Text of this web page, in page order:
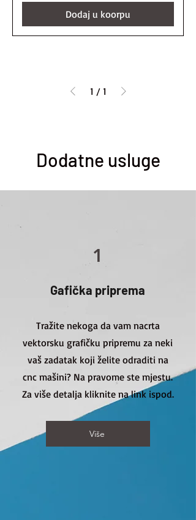
Dodaj u koorpu
1 / 1
Dodatne usluge
1
Gafička priprema
Tražite nekoga da vam nacrta
vektorsku grafičku pripremu za neki
vaš zadatak koji želite odraditi na
cnc mašini? Na pravome ste mjestu.
Za više detalja kliknite na link ispod.
Više